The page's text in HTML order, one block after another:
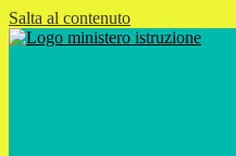
Salta al contenuto